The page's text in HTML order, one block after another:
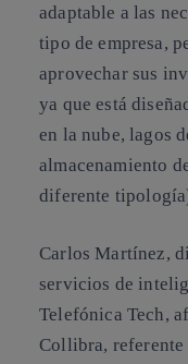
adaptable a las
tipo de empresa,
aprovechar sus
ya que está
en la nube, lagos
almacenamiento
diferente
Carlos Martínez,
servicios de
Telefónica Tech,
Collibra,